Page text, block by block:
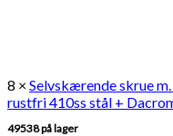
8 × Selvskærende skrue
rustfri 410ss stål +
49538 på lager